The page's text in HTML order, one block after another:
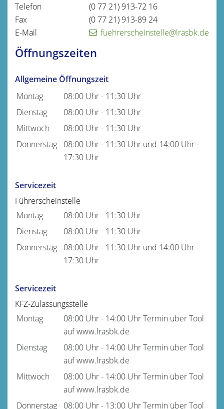
Telefon (077 21) 913-72 16
Fax
(077 21) 913-89 24
E-Mail
fuehrerscheinstelle@lrasbk.de
Öffnungszeiten
Allgemeine Öffnungszeit
Montag
08:00 Uhr- 11:30 Uhr
Dienstag
08:00 Uhr- 11:30 Uhr
Mittwoch
08:00 Uhr- 11:30 Uhr
Donnerstag
08:00 Uhr- 11:30 Uhr und 14:00 Uhr-
17:30 Uhr
Servicezeit
Führerscheinstelle
Montag
08:00 Uhr- 11:30 Uhr
Dienstag
08:00 Uhr- 11:30 Uhr
Donnerstag
08:00 Uhr- 11:30 Uhr und 14:00 Uhr-
17:30 Uhr
Servicezeit
KFZ-Zulassungsstelle
Montag
08:00 Uhr- 14:00 UhrTermin über Tool
auf www.lrasbk.de
Dienstag
08:00 Uhr- 14:00 UhrTermin über Tool
auf www.lrasbk.de
Mittwoch
08:00 Uhr- 14:00 UhrTermin über Tool
auf www.lrasbk.de
Donnerstag
08:00 Uhr- 13:00 UhrTermin über Tool